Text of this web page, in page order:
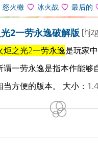
怒火橄
球2游
戏
冰火战
魂游戏
最后的
火车游戏
2一劳永逸破解版
炬之光2一劳永逸是玩家
谓一劳永逸是指本作能
当方便的版本。 大小：